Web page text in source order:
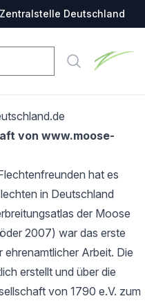
Deutschland
Suche
von www.moose-
hat es
in Deutschland
der Moose
2007) war das erste
Arbeit. Die
erstellt und über die
von 1790 e.V. zum